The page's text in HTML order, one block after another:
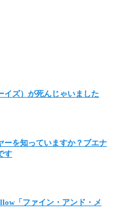
イズ）が死んじゃいました
ーを知っていますか？ブエナ
す
「ファイン・アンド・メ